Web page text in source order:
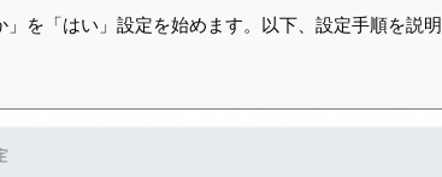
を「はい」設定を始めます。以下、設定手順を説明